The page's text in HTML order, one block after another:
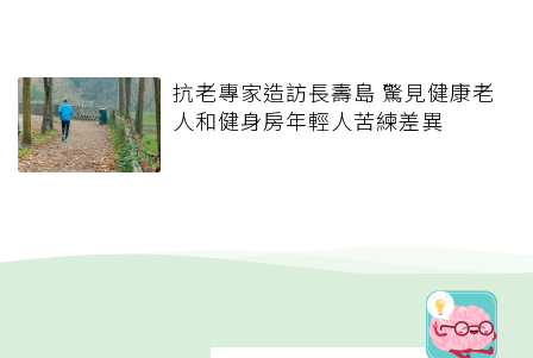
抗老專家造訪長壽島 驚見健康老
人和健身房年輕人苦練差異